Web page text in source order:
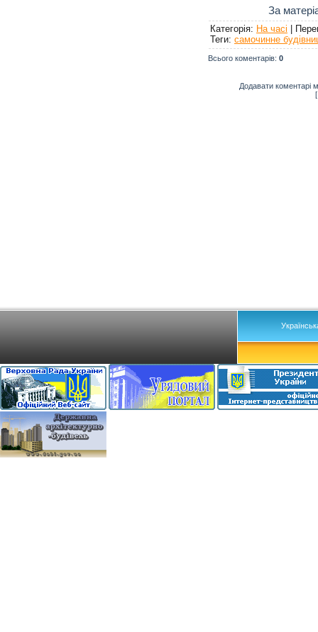
За
Категорія: На часі |
Теги: самочинне
Всього коментарів: 0
Додавати коментарі